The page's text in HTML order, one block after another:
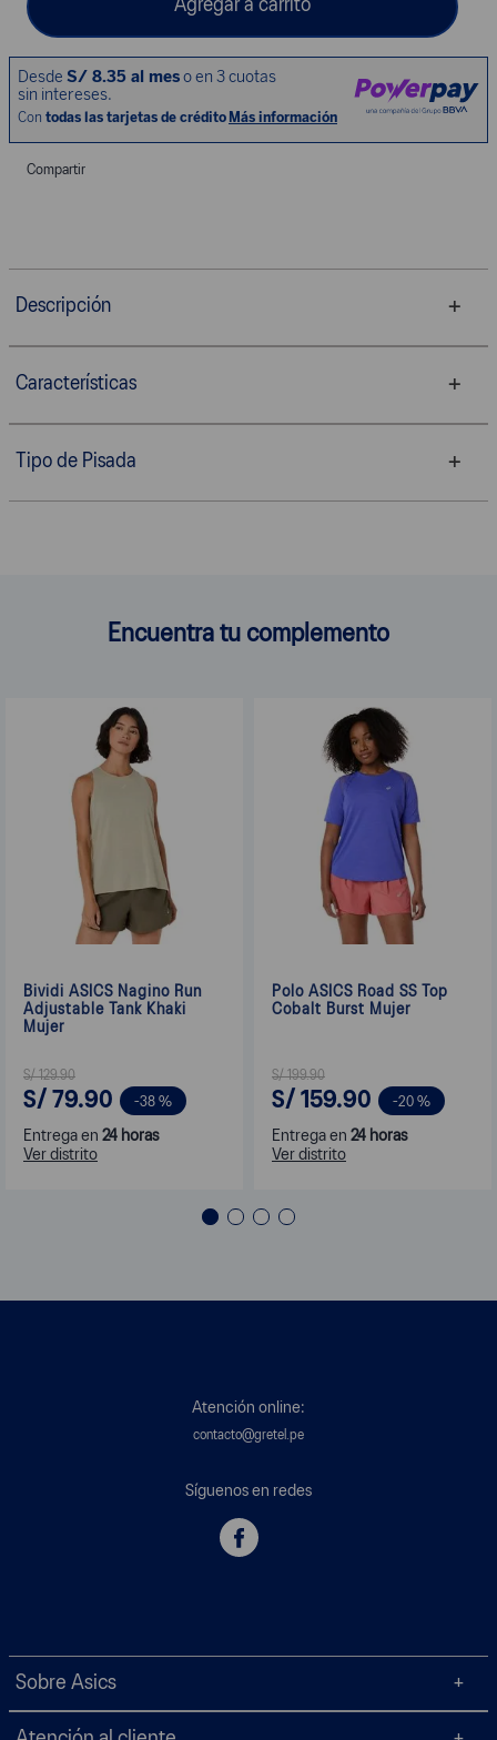
Agregar a carrito
Compartir
Descripción
Características
Tipo de Pisada
Encuentra tu complemento
Bividi ASICS Nagino Run
Adjustable Tank Khaki
Mujer
S/ 129.90
S/ 79.90 -38 %
Entrega en 24 horas
Ver distrito
Polo ASICS Road SS Top
Cobalt Burst Mujer
S/ 199.90
S/ 159.90 -20 %
Entrega en 24 horas
Ver distrito
Atención online:
contacto@gretel.pe
Síguenos en redes
Sobre Asics